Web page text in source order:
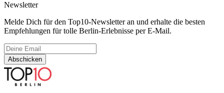
Newsletter
Melde Dich für den Top10-Newsletter an und erhalte die besten
Empfehlungen für tolle Berlin-Erlebnisse per E-Mail.
Abschicken